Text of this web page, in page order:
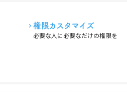
権限カスタマイズ
必要な人に必要なだけの権限を